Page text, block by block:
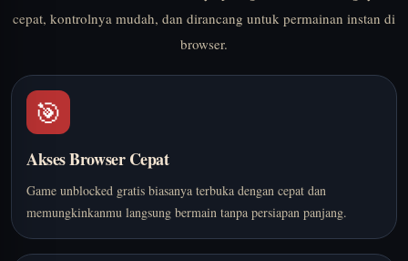
cepat, kontrolnya mudah, dan dirancang untuk permainan instan di
browser.
🎯
Akses Browser Cepat
Game unblocked gratis biasanya terbuka dengan cepat dan
memungkinkanmu langsung bermain tanpa persiapan panjang.